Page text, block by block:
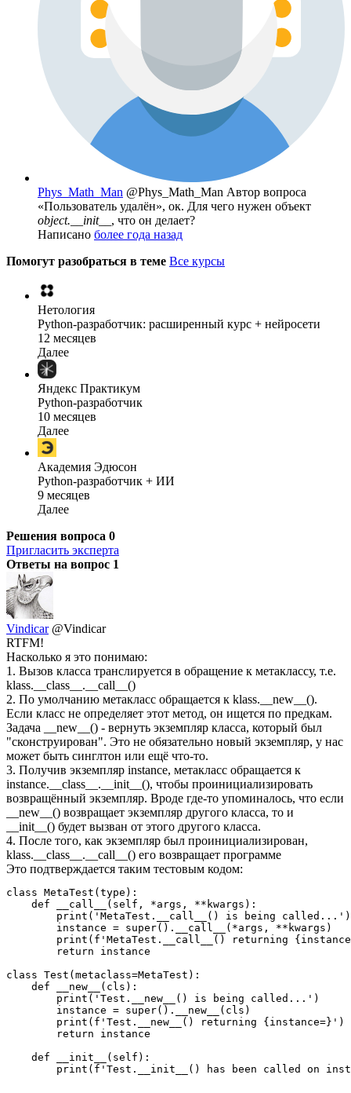
Phys_Math_Man @Phys_Math_Man Автор вопроса
«Пользователь удалён», ок. Для чего нужен объект
object.__init__ , что он делает?
Написано более года назад
Помогут разобраться в теме Все курсы
Нетология
Python-разработчик: расширенный курс + нейросети
12 месяцев
Далее
Яндекс Практикум
Python-разработчик
10 месяцев
Далее
Академия Эдюсон
Python-разработчик + ИИ
9 месяцев
Далее
Решения вопроса 0
Пригласить эксперта
Ответы на вопрос 1
Vindicar @Vindicar
RTFM!
Насколько я это понимаю:
1. Вызов класса транслируется в обращение к метаклассу, т.е.
klass.__class__.__call__()
2. По умолчанию метакласс обращается к klass.__new__().
Если класс не определяет этот метод, он ищется по предкам.
Задача __new__() - вернуть экземпляр класса, который был
"сконструирован". Это не обязательно новый экземпляр, у нас
может быть синглтон или ещё что-то.
3. Получив экземпляр instance, метакласс обращается к
instance.__class__.__init__(), чтобы проинициализировать
возвращённый экземпляр. Вроде где-то упоминалось, что если
__new__() возвращает экземпляр другого класса, то и
__init__() будет вызван от этого другого класса.
4. После того, как экземпляр был проинициализирован,
klass.__class__.__call__() его возвращает программе
Это подтверждается таким тестовым кодом:
class MetaTest(type):
    def __call__(self, *args, **kwargs):
        print('MetaTest.__call__() is being called...')
        instance = super().__call__(*args, **kwargs)
print(f'MetaTest.__call__() returning
        return instance
class Test(metaclass=MetaTest):
    def __new__(cls):
        print('Test.__new__() is being called...')
        instance = super().__new__(cls)
        print(f'Test.__new__() returning {instance=}')
        return instance
    def __init__(self):
print(f'Test.__init__() has been called on